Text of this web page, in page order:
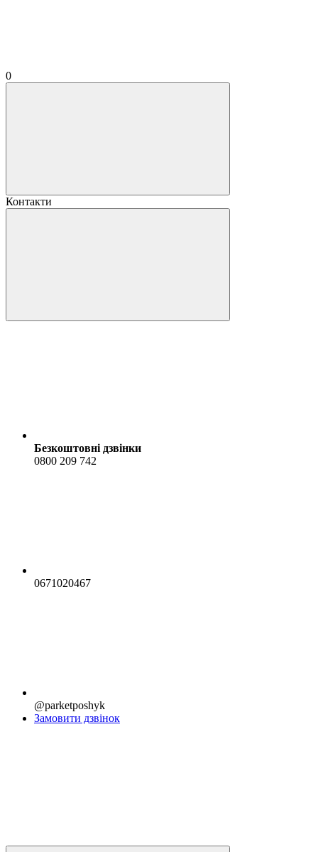
0
Контакти
Безкоштовні дзвінки
0800 209 742
0671020467
@parketposhyk
Замовити дзвінок